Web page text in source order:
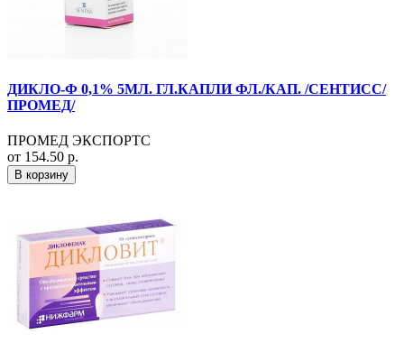
ДИКЛО-Ф 0,1% 5МЛ. ГЛ.КАПЛИ ФЛ./КАП. /СЕНТИСС/
ПРОМЕД/
ПРОМЕД ЭКСПОРТС
от 154.50 р.
В корзину